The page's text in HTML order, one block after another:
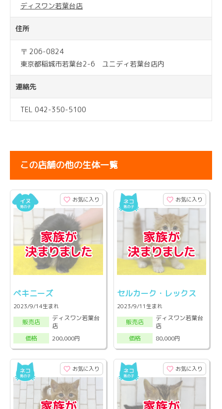
ディスワン若葉台店
住所
〒 206-0824
東京都稲城市若葉台2-6 ユニディ若葉台店内
連絡先
TEL 042-350-5100
この店舗の他の生体一覧
お気に入り
ペキニーズ
2023/9/14生まれ
販売店
ディスワン若葉台
店
価格
200,000円
お気に入り
セルカーク・レックス
2023/9/11生まれ
販売店
ディスワン若葉台
店
価格
80,000円
お気に入り お気に入り